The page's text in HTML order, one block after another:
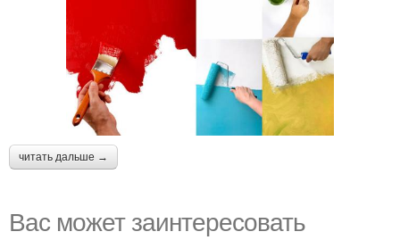
читать дальше →
Вас может заинтересовать